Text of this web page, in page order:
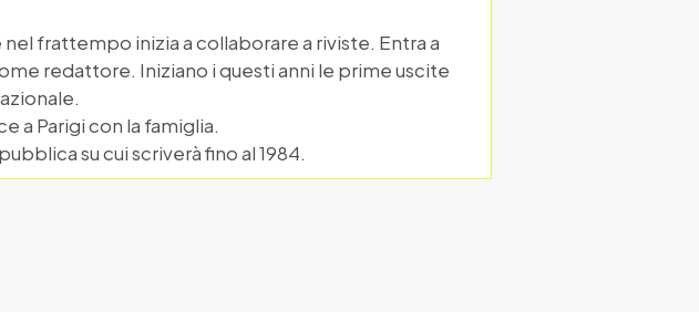
frattempo inizia a collaborare a riviste. Entra a
redattore. Iniziano i questi anni le prime uscite
a Parigi con la famiglia.
su cui scriverà fino al 1984.